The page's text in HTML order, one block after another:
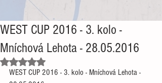
WEST CUP 2016 - 3. kolo -
Mníchová Lehota - 28.05.2016
Hodnoceno NaN z 5 hvězdiček.
WEST CUP 2016 - 3. kolo - Mníchová Lehota -